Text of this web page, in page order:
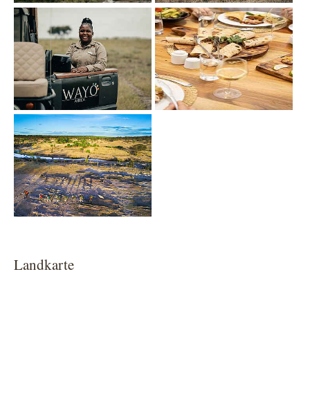
Show larger version Show larger version
Show larger version
Landkarte